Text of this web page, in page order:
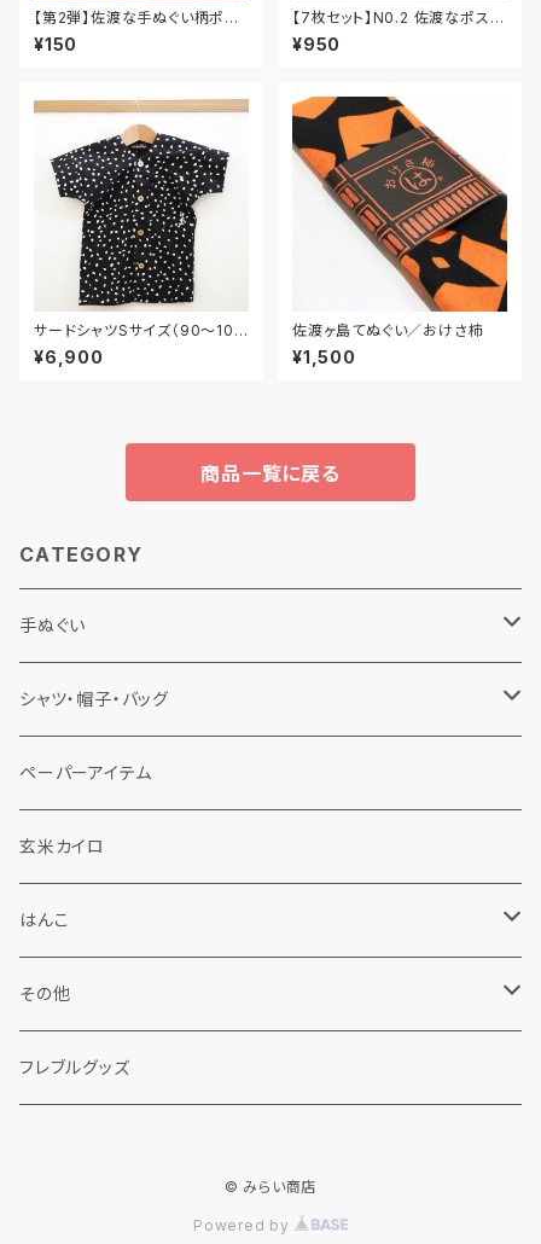
【第2弾】佐渡な手ぬぐい柄ポス
トカード
¥150
【7枚セット】N0.2 佐渡なポスト
カードセット
¥950
サードシャツSサイズ（90〜10
0）／子供用
¥6,900
佐渡ヶ島てぬぐい／おけさ柿
¥1,500
商品一覧に戻る
CATEGORY
手ぬぐい
佐渡手ぬぐい
春夏秋冬
フレブル手ぬぐい
その他
シャツ・帽子・バッグ
手ぬぐい鯉口シャツ
くらげ帽子
くらげ帽子
チューリップハット
バッグ
Tシャツ
ペーパーアイテム
玄米カイロ
はんこ
佐渡はんこ
フレブルはんこ
その他
わら細工
フレブルグッズ
© みらい商店
Powered by